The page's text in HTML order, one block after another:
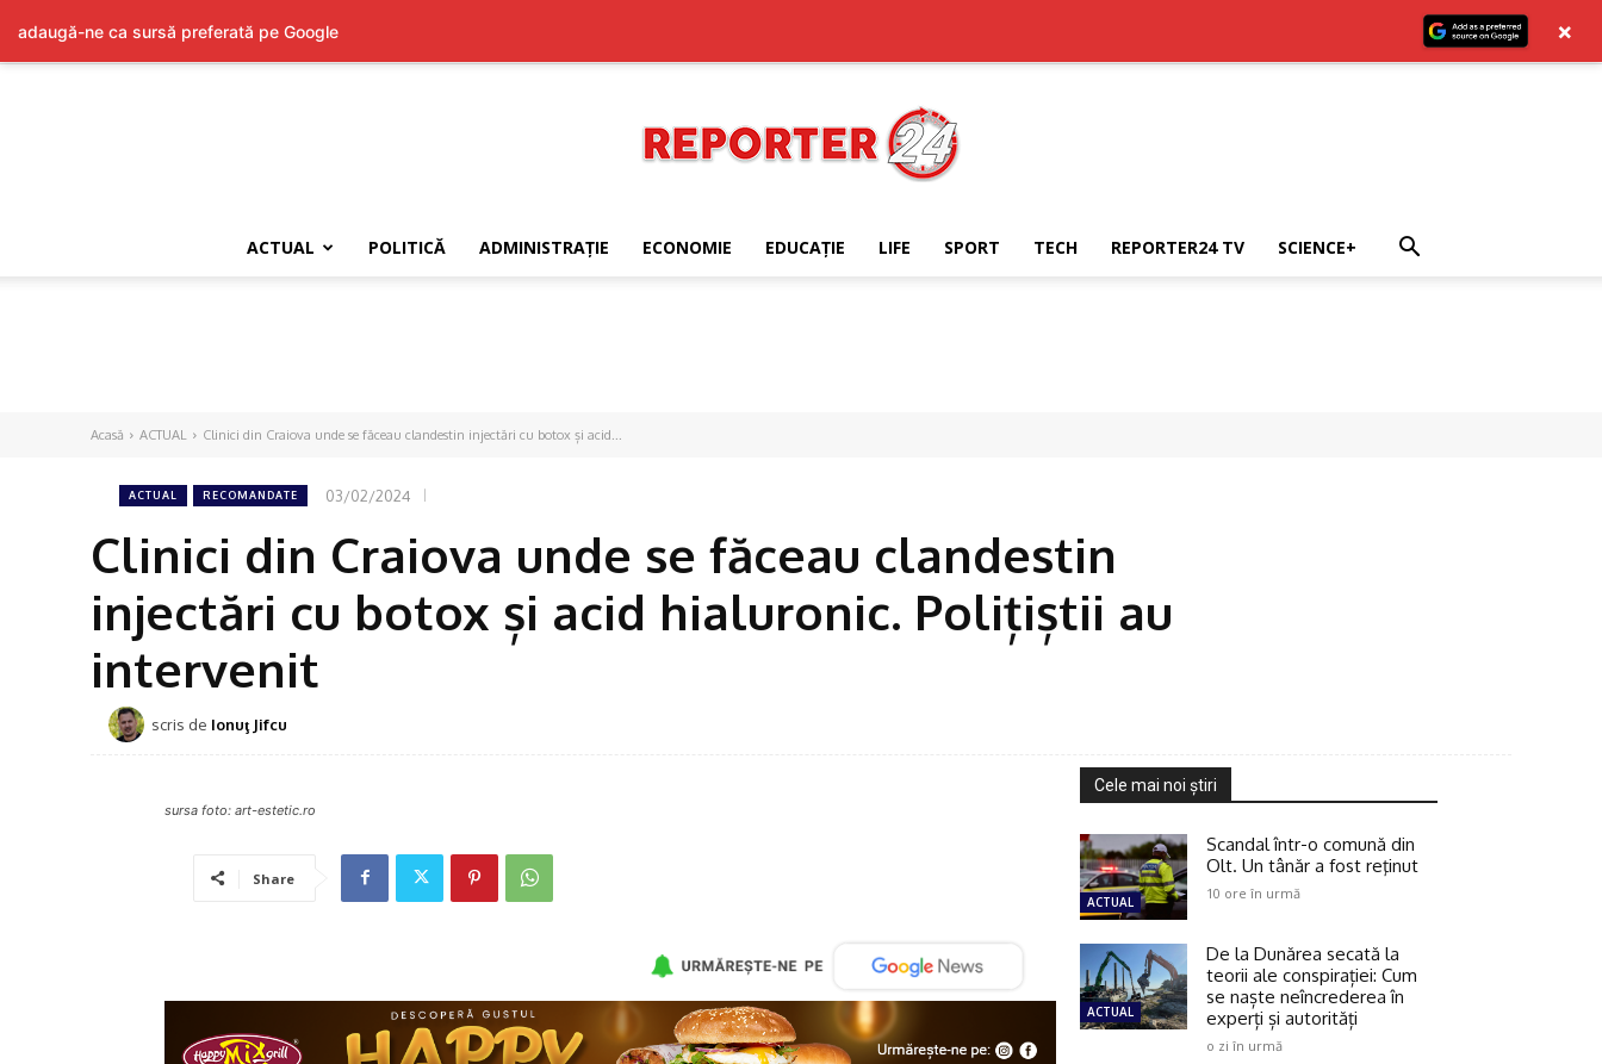
ACTUAL POLITICĂ ADMINISTRAŢIE ECONOMIE EDUCAŢIE LIFE SPORT TECH REPORTER24 TV SCIENCE+
Acasă ACTUAL Clinici din Craiova unde se făceau clandestin injectări cu botox și acid...
ACTUAL RECOMANDATE 03/02/2024
Clinici din Craiova unde se făceau clandestin
injectări cu botox și acid hialuronic. Polițiștii au
intervenit
scris de Ionuţ Jifcu
sursa foto: art-estetic.ro
Share
Cele mai noi ştiri
ACTUAL
Scandal într-o comună din
Olt. Un tânăr a fost reţinut
10 ore în urmă
ACTUAL
De la Dunărea secată la
teorii ale conspirației: Cum
se naște neîncrederea în
experți și autorități
o zi în urmă
adaugă-ne ca sursă preferată pe Google ×